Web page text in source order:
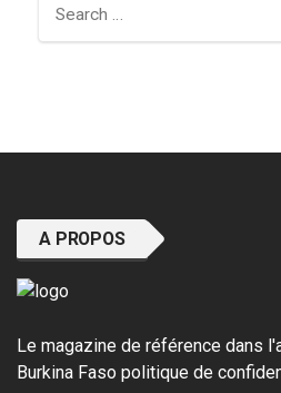
A PROPOS
Le magazine de référence dans
Burkina Faso politique de